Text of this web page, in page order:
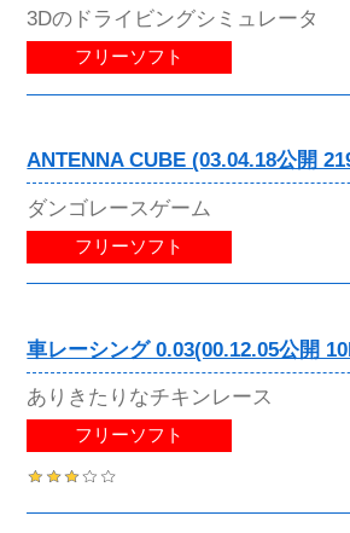
3Dのドライビングシミュレータ
フリーソフト
ANTENNA CUBE (03.04.18公開
ダンゴレースゲーム
フリーソフト
車レーシング 0.03(00.12.05公開
ありきたりなチキンレース
フリーソフト